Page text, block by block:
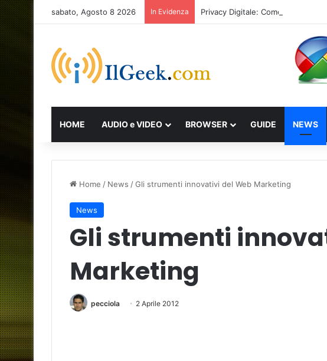
sabato, Agosto 8 2026 In Evidenza Privacy Digitale: Come difendersi
HOME AUDIO e VIDEO BROWSER GUIDE NEWS
Home / News /Gli strumenti innovativi del Web Marketing
News
Gli strumenti
Marketing
pecciola 2 Aprile 2012